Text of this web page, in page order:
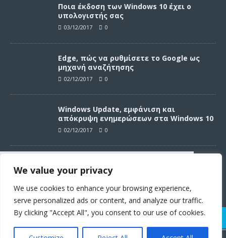
Συνεχίζοντας σε αυτό τον ιστότοπο
αποδέχεστε την χρήση των cookies
σύμφωνα με τους όρους χρήσης.
Όροι χρήσης
We value your privacy
We use cookies to enhance your browsing experience,
serve personalized ads or content, and analyze our traffic.
By clicking "Accept All", you consent to our use of cookies.
Ποια έκδοση των Windows 10 έχει ο
υπολογιστής σας
03/12/2017 0
Edge, πώς να ρυθμίσετε το Google ως
μηχανή αναζήτησης
02/12/2017 0
Windows Update, εμφάνιση και
απόκρυψη ενημερώσεων στα Windows 10
02/12/2017 0
ενημερώσεων στα Windows 10